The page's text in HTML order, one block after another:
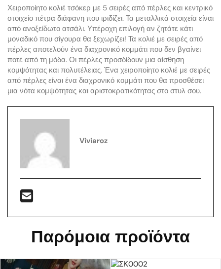
Χειροποίητο κολιέ τσόκερ με 5 σειρές από πέρλες και κεντρικό
στοιχείο πέτρα διάφανη που ιριδίζει. Τα μεταλλικά στοιχεία είναι
από ανοξείδωτο ατσάλι. Υπέροχη επιλογή αν ζητάτε κάτι
μοναδικό που σίγουρα θα ξεχωρίζει! Τα κολιέ με σειρές από
πέρλες αποτελούν ένα διαχρονικό κομμάτι που δεν βγαίνει
ποτέ από τη μόδα. Οι πέρλες προσδίδουν μια αίσθηση
κομψότητας και πολυτέλειας. Ένα χειροποίητο κολιέ με σειρές
από πέρλες είναι ένα διαχρονικό κομμάτι που θα προσθέσει
μια νότα κομψότητας και αριστοκρατικότητας στο στυλ σου.
Viviaroz
Παρόμοια προϊόντα